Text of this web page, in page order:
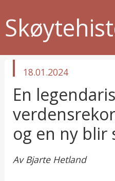
published
18.01.2024
En
og en ny blir
Av Bjarte Hetland